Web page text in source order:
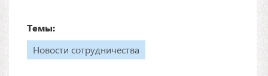
Темы:
Новости сотрудничества